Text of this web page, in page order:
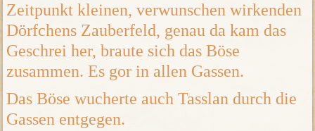
Zeitpunkt kleinen, verwunschen wirkenden
Dörfchens Zauberfeld, genau da kam das
Geschrei her, braute sich das Böse
zusammen. Es gor in allen Gassen.
Das Böse wucherte auch Tasslan durch die
Gassen entgegen.